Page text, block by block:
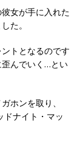
女が手に入れた
た。
トとなるのです
んでいく…とい
ホンを取り、
ドナイト・マッ